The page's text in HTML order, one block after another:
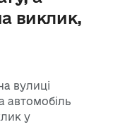
виклик,
вулиці
автомобіль
у